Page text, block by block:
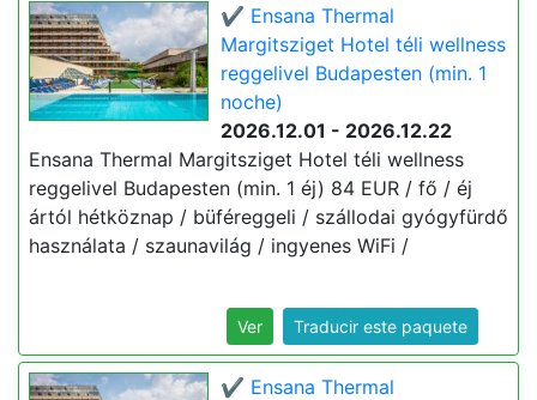
✔️ Ensana Thermal
Margitsziget Hotel téli wellness
reggelivel Budapesten (min. 1
noche)
2026.12.01 - 2026.12.22
Ensana Thermal Margitsziget Hotel téli wellness
reggelivel Budapesten (min. 1 éj) 84 EUR / fő / éj
ártól hétköznap / büféreggeli / szállodai gyógyfürdő
használata / szaunavilág / ingyenes WiFi /
Ver Traducir este paquete
✔️ Ensana Thermal